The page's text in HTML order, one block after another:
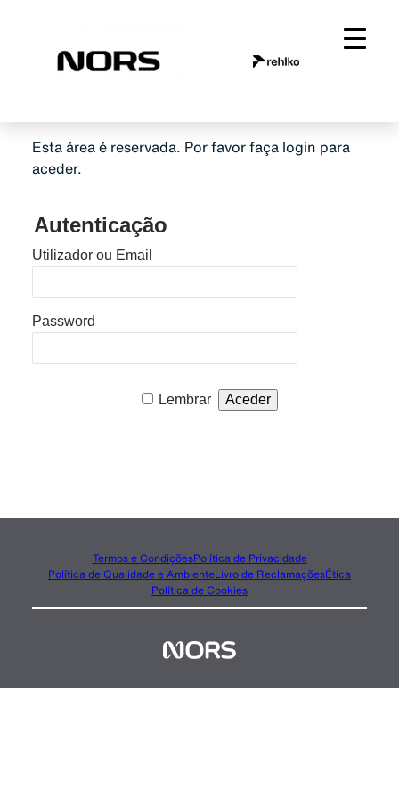
conteúdo
Esta área é reservada. Por favor faça login para
aceder.
Autenticação
Utilizador ou Email
Password
Lembrar
Termos e CondiçõesPolítica de Privacidade
Política de Qualidade e AmbienteLivro de ReclamaçõesÉtica
Política de Cookies